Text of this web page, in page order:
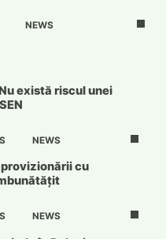
NEWS
există riscul unei
NEWS
cu
NEWS